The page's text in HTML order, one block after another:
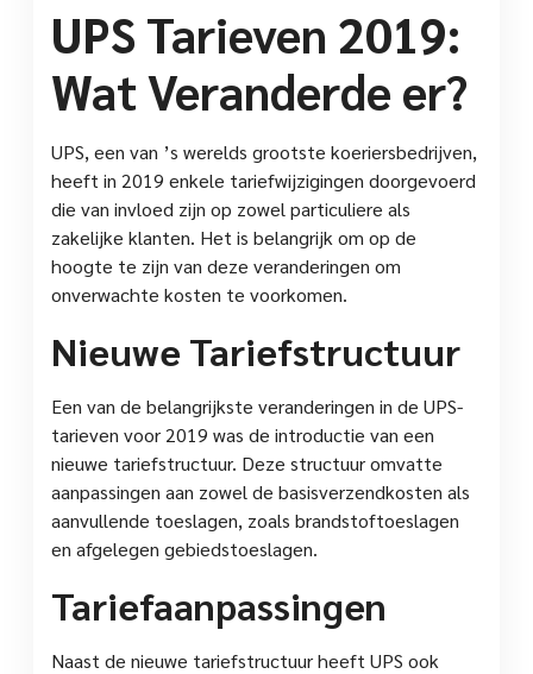
UPS Tarieven 2019:
Wat Veranderde er?
UPS, een van ’s werelds grootste koeriersbedrijven,
heeft in 2019 enkele tariefwijzigingen doorgevoerd
die van invloed zijn op zowel particuliere als
zakelijke klanten. Het is belangrijk om op de
hoogte te zijn van deze veranderingen om
onverwachte kosten te voorkomen.
Nieuwe Tariefstructuur
Een van de belangrijkste veranderingen in de UPS-
tarieven voor 2019 was de introductie van een
nieuwe tariefstructuur. Deze structuur omvatte
aanpassingen aan zowel de basisverzendkosten als
aanvullende toeslagen, zoals brandstoftoeslagen
en afgelegen gebiedstoeslagen.
Tariefaanpassingen
Naast de nieuwe tariefstructuur heeft UPS ook